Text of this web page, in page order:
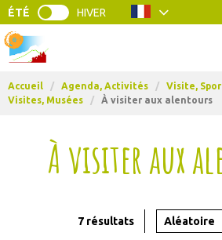
ÉTÉ HIVER
Accueil / Agenda, Activités / Visite,
Visites, Musées
/ À visiter aux alentours
À visiter aux
7résultats